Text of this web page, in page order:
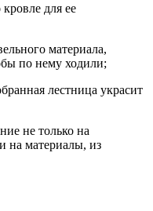
для ее
материала,
по нему ходили;
лестница украсит
не только на
на материалы, из